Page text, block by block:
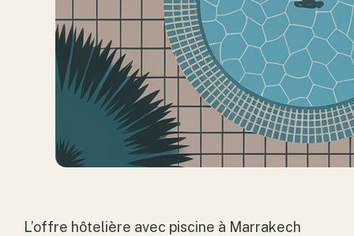
L’offre hôtelière avec piscine à Marrakech